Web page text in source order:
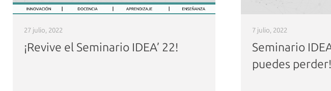
27 julio, 2022
¡Revive el Seminario IDEA’ 22!
7 julio, 2022
Seminario
puedes perder!